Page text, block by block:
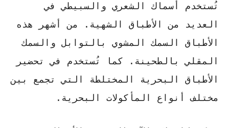
تُستخدم أسماك الشعري والسبيطي في
العديد من الأطباق الشهية. من أشهر هذه
الأطباق
السمك المشوي بالتوابل و السمك
المقلي بالطحينة . كما تُستخدم في تحضير
الأطباق البحرية المختلطة التي تجمع بين
مختلف أنواع المأكولات البحرية.